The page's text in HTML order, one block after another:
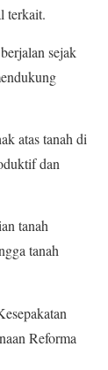
terkait.
sejak
atas tanah di
dan
tanah
tanah
Reforma